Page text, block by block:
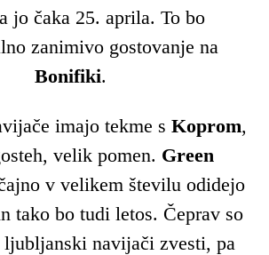
jo čaka 25. aprila. To bo
zanimivo gostovanje na
Bonifiki.
imajo tekme s Koprom,
velik pomen. Green
v velikem številu odidejo
tako bo tudi letos. Čeprav so
navijači zvesti, pa